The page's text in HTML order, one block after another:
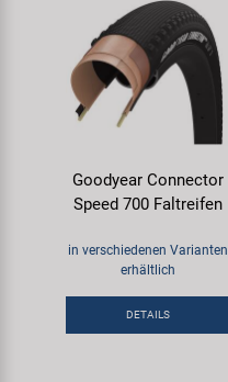
Goodyear Connector
Speed 700 Faltreifen
in verschiedenen Varianten
erhältlich
DETAILS